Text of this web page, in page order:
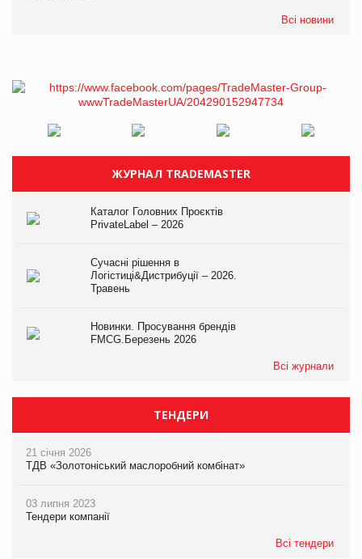
Всі новини
ЖУРНАЛ TRADEMASTER
Каталог Головних Проєктів
PrivateLabel – 2026
Сучасні рішення в
Логістиці&Дистрибуції – 2026.
Травень
Новинки. Просування брендів
FMCG.Березень 2026
Всі журнали
ТЕНДЕРИ
21 січня 2026
ТДВ «Золотоніський маслоробний комбінат»
03 липня 2023
Тендери компанії
Всі тендери